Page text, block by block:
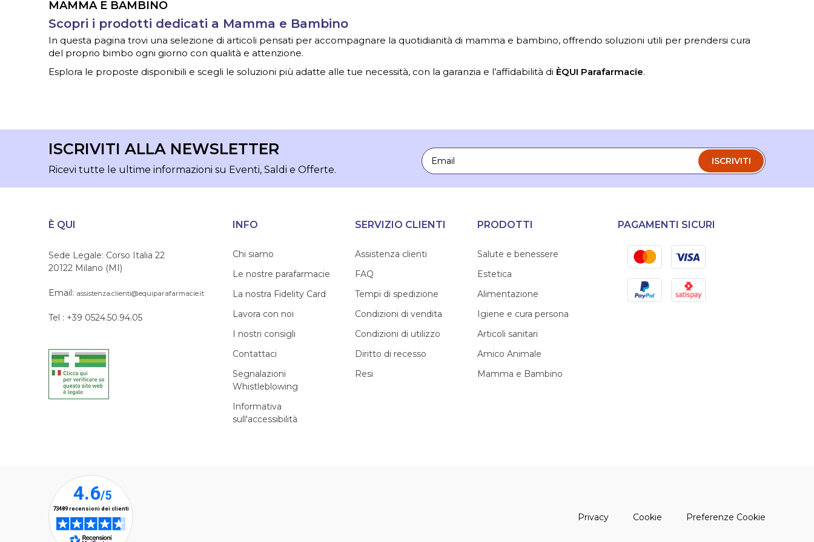
MAMMA E BAMBINO
Scopri i prodotti dedicati a Mamma e Bambino
In questa pagina trovi una selezione di articoli pensati per accompagnare la quotidianità di mamma e bambino, offrendo soluzioni utili per prendersi cura
del proprio bimbo ogni giorno con qualità e attenzione.
Esplora le proposte disponibili e scegli le soluzioni più adatte alle tue necessità, con la garanzia e l’affidabilità di ÈQUI Parafarmacie.
ISCRIVITI ALLA NEWSLETTER
Ricevi tutte le ultime informazioni su Eventi, Saldi e Offerte.
Email
ISCRIVITI
È QUI
Sede Legale: Corso Italia 22
20122 Milano (MI)
Email: assistenza.clienti@equiparafarmacie.it
Tel : +39 0524.50.94.05
INFO
Chi siamo
Le nostre parafarmacie
La nostra Fidelity Card
Lavora con noi
I nostri consigli
Contattaci
Segnalazioni
Whistleblowing
Informativa
sull'accessibilità
SERVIZIO CLIENTI
Assistenza clienti
FAQ
Tempi di spedizione
Condizioni di vendita
Condizioni di utilizzo
Diritto di recesso
Resi
PRODOTTI
Salute e benessere
Estetica
Alimentazione
Igiene e cura persona
Articoli sanitari
Amico Animale
Mamma e Bambino
PAGAMENTI SICURI
MastercardVisa
PayPal Satispay
Privacy(apre una nuova finestra)
Cookie (apre una nuova finestra)
Preferenze Cookie